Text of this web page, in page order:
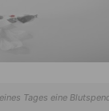
Tages eine